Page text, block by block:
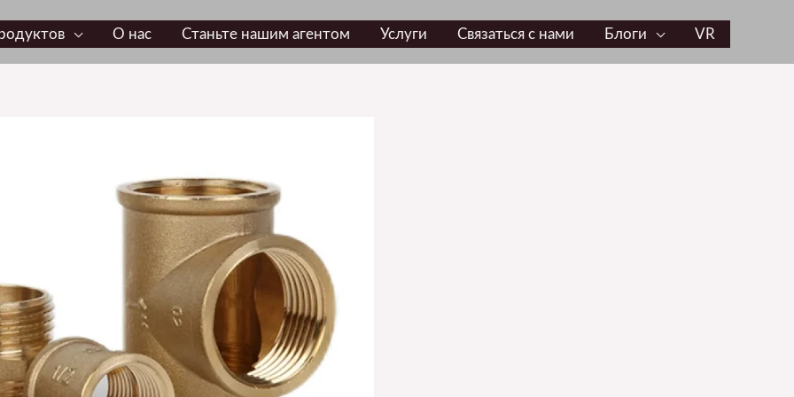
О нас Станьте нашим агентом Услуги Связаться с нами Блоги VR